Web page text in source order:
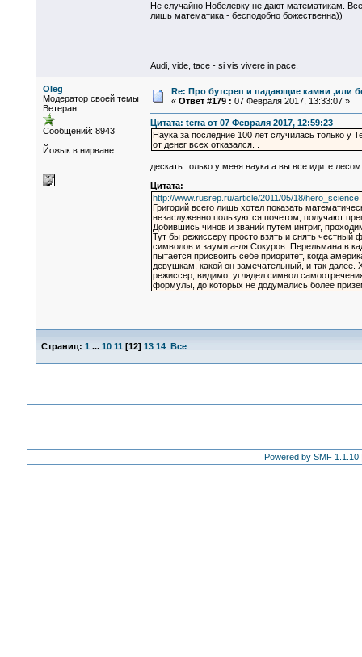
Не случайно Нобелевку не дают математикам.
лишь математика - бесподобно божественна))
Audi, vide, tace - si vis vivere in pace.
Oleg
Модератор своей темы
Ветеран
Сообщений: 8943
Йожык в нирване
Re: Про бутсреп и падающие камни ,или
« Ответ #179 : 07 Февраля 2017, 13:33:07 »
Цитата: terra от 07 Февраля 2017, 12:59:23
Наука за последние 100 лет случилась только
от денег всех отказался. .
дескать только у меня наука а вы все идите
Цитата:
http://www.rusrep.ru/article/2011/05/18/hero_science
Григорий всего лишь хотел показать
незаслуженно пользуются почетом, получают
Добившись чинов и званий путем интриг,
Тут бы режиссеру просто взять и снять
символов и зауми а-ля Сокуров. Перельмана в
пытается присвоить себе приоритет, когда
девушкам, какой он замечательный, и так далее.
режиссер, видимо, углядел символ
формулы, до которых не додумались более
Страниц: 1 ... 10 11 [12] 13 14 Все
Powered by SMF 1.1.10